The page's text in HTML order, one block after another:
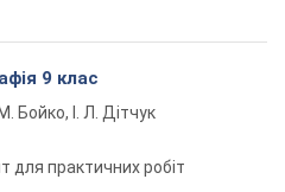
9 клас
Бойко, І. Л. Дітчук
для практичних робіт